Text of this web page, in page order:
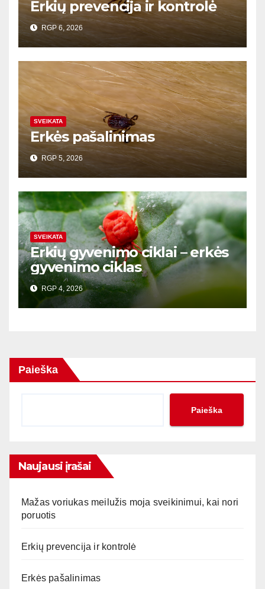
Erkių prevencija ir kontrolė
RGP 6, 2026
SVEIKATA
Erkės pašalinimas
RGP 5, 2026
SVEIKATA
Erkių gyvenimo ciklai – erkės
gyvenimo ciklas
RGP 4, 2026
Paieška
Paieška
Naujausi įrašai
Mažas voriukas meilužis moja sveikinimui, kai nori
poruotis
Erkių prevencija ir kontrolė
Erkės pašalinimas